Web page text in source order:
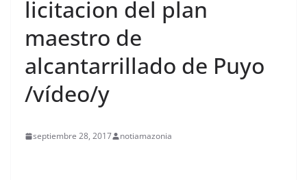
licitacion del plan
maestro de
alcantarrillado de Puyo
/vídeo/y
septiembre 28, 2017 notiamazonia